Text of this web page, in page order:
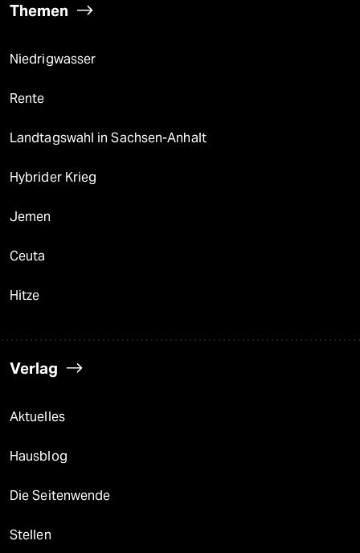
Themen
Niedrigwasser
Rente
Landtagswahl in Sachsen-Anhalt
Hybrider Krieg
Jemen
Ceuta
Hitze
Verlag
Aktuelles
Hausblog
Die Seitenwende
Stellen